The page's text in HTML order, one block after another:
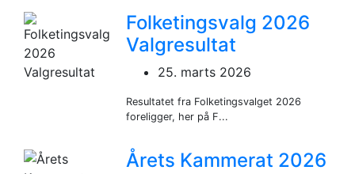
Folketingsvalg 2026
Valgresultat
25. marts 2026
Resultatet fra Folketingsvalget 2026
foreligger, her på F...
Årets Kammerat 2026